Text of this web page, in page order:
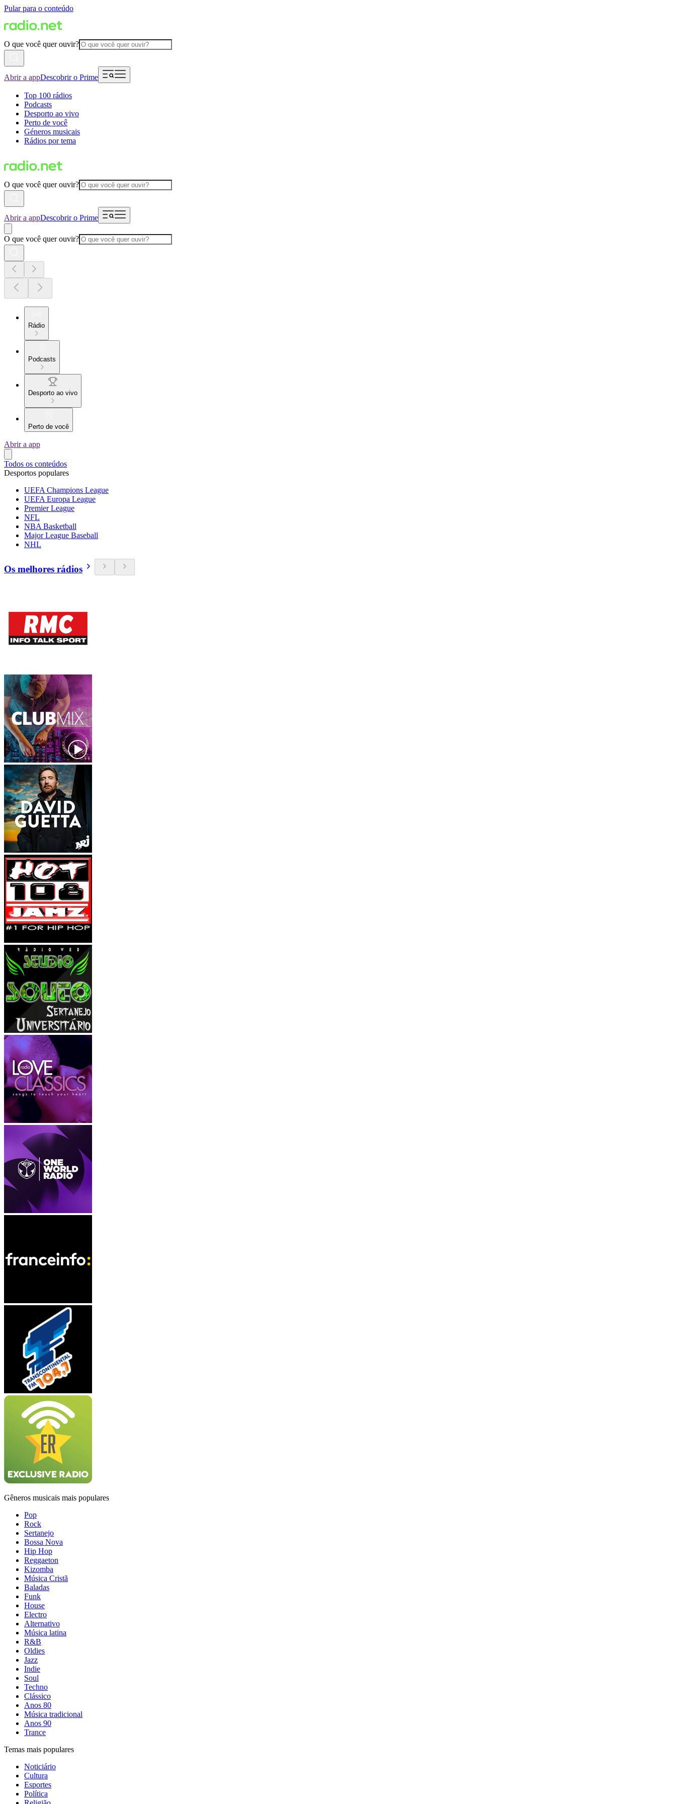
Pular para o conteúdo
O que você quer ouvir?
Abrir a appDescobrir o Prime
Top 100 rádios
Podcasts
Desporto ao vivo
Perto de você
Géneros musicais
Rádios por tema
O que você quer ouvir?
Abrir a appDescobrir o Prime
O que você quer ouvir?
Rádio
Podcasts
Desporto ao vivo
Perto de você
Abrir a app
Todos os conteúdos
Desportos populares
UEFA Champions League
UEFA Europa League
Premier League
NFL
NBA Basketball
Major League Baseball
NHL
Os melhores rádios
Gêneros musicais mais populares
Pop
Rock
Sertanejo
Bossa Nova
Hip Hop
Reggaeton
Kizomba
Música Cristã
Baladas
Funk
House
Electro
Alternativo
Música latina
R&B
Oldies
Jazz
Indie
Soul
Techno
Clássico
Anos 80
Música tradicional
Anos 90
Trance
Temas mais populares
Noticiário
Cultura
Esportes
Política